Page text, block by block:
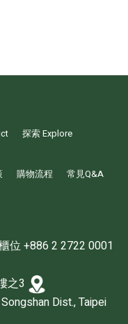
探索 Explore
常見Q&A
購物流程
位 +886 2 2722 0001
之3
Dist., Taipei